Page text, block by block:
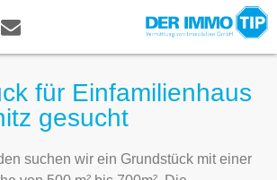
für Einfamilienhaus
gesucht
suchen wir ein Grundstück mit einer